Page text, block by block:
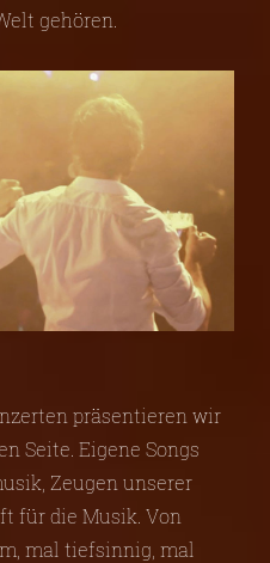
gehören.
präsentieren wir
Seite. Eigene Songs
Zeugen unserer
für die Musik. Von
mal tiefsinnig, mal